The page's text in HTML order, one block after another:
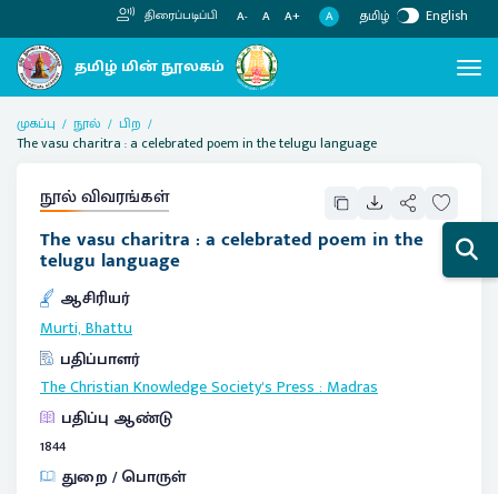
திரைப்படிப்பி A- A A+ A தமிழ் English
முகப்பு நூல்
பிற
The vasu charitra : a celebrated poem in the telugu language
நூல் விவரங்கள்
The vasu charitra : a celebrated poem in the
telugu language
ஆசிரியர்
Murti, Bhattu
பதிப்பாளர்
The Christian Knowledge Society's Press:Madras
பதிப்பு ஆண்டு
1844
துறை / பொருள்